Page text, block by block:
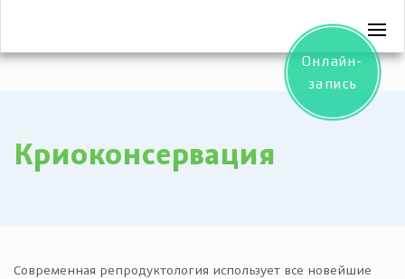
Криоконсервация
Современная репродуктология использует все новейшие
Онлайн-
запись